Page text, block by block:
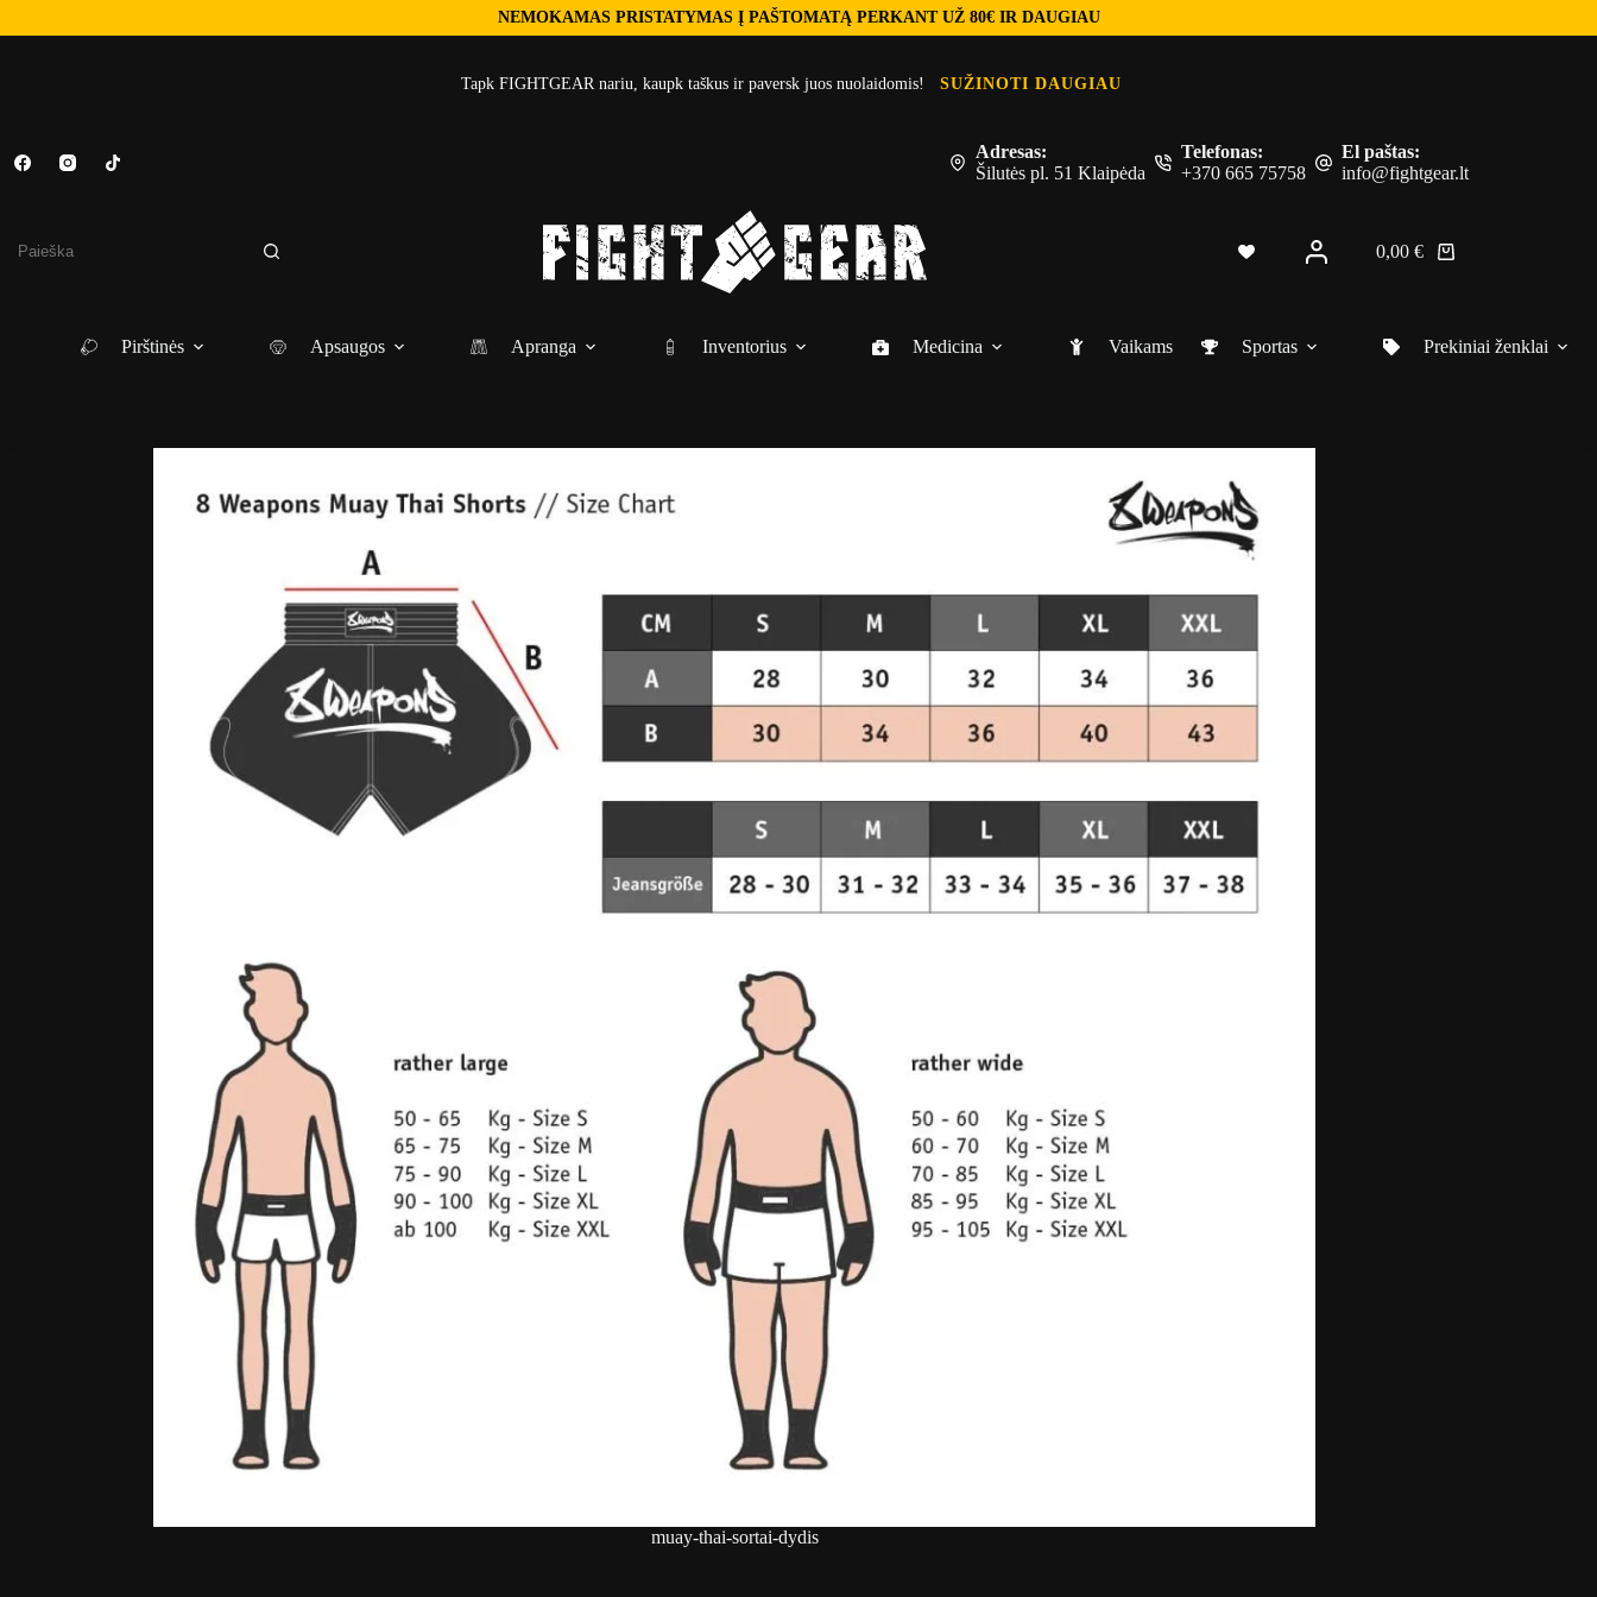
NEMOKAMAS PRISTATYMAS Į PAŠTOMATĄ PERKANT UŽ 80€ IR DAUGIAU
Tapk FIGHTGEAR nariu, kaupk taškus ir paversk juos nuolaidomis! SUŽINOTI DAUGIAU
Adresas:
Šilutės pl. 51 Klaipėda
Telefonas:
+370 665 75758
El paštas:
info@fightgear.lt
Shopping
0,00€
Pirštinės Apsaugos Apranga Inventorius Medicina Vaikams Sportas Prekiniai ženklai
muay-thai-sortai-dydis